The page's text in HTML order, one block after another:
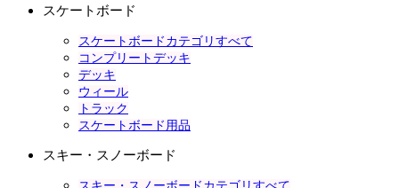
スケートボード
スケートボードカテゴリすべて
コンプリートデッキ
デッキ
ウィール
トラック
スケートボード用品
スキー・スノーボード